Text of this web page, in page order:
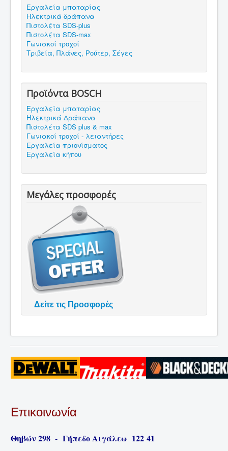
Εργαλεία μπαταρίας
Ηλεκτρικά δράπανα
Πιστολέτα SDS-plus
Πιστολέτα SDS-max
Γωνιακοί τροχοί
Τριβεία, Πλάνες, Ρούτερ, Σέγες
Προϊόντα BOSCH
Εργαλεία μπαταρίας
Ηλεκτρικά Δράπανα
Πιστολέτα SDS plus & max
Γωνιακοί τροχοί - λειαντήρες
Εργαλεία πριονίσματος
Εργαλεία κήπου
Μεγάλες προσφορές
Δείτε τις Προσφορές
Επικοινωνία
Θηβών 298 - Γήπεδο Αιγάλεω 122 41